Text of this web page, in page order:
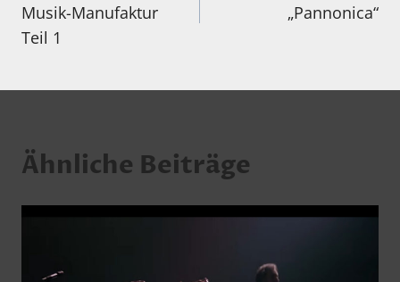
Musik-Manufaktur
Teil 1
„Pannonica“
Ähnliche Beiträge